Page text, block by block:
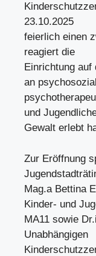
23.10.2025
feierlich einen
reagiert die
Einrichtung auf
an
und
Gewalt erlebt
Zur Eröffnung
Mag.a Bettina
Kinder- und
MA11 sowie
Unabhängigen